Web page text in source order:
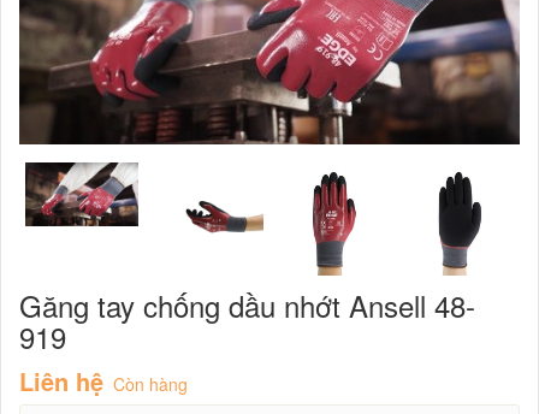
Găng tay chống dầu nhớt Ansell 48-
919
Liên hệ Còn hàng